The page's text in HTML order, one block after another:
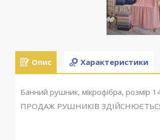
Опис Характеристики
Банний рушник, мікрофібра, розмір
ПРОДАЖ РУШНИКІВ